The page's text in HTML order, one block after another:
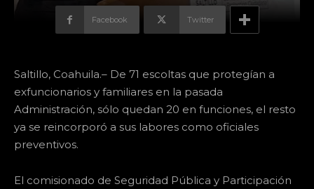
Facebook Twitter
Saltillo, Coahuila.– De 71 escoltas que protegían a
exfuncionarios y familiares en la pasada
Administración, sólo quedan 20 en funciones, el resto
ya se reincorporó a sus labores como oficiales
preventivos.
El comisionado de Seguridad Pública y Participación